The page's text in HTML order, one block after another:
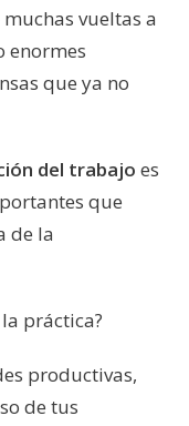
vueltas a
enormes
que ya no
del trabajo es
que
de la
práctica?
productivas,
de tus